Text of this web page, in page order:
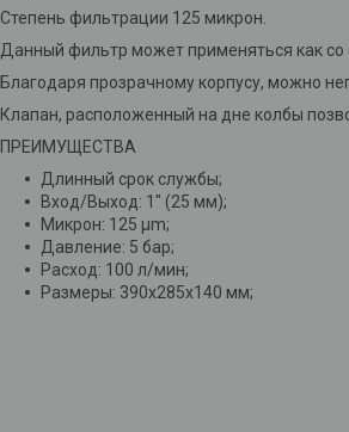
Степень фильтрации 125 микрон.
Данный фильтр может применяться как со
Благодаря прозрачному корпусу, можно
Клапан, расположенный на дне колбы
ПРЕИМУЩЕСТВА
Длинный срок службы;
Вход/Выход: 1" (25 мм);
Микрон: 125 µm;
Давление: 5 бар;
Расход: 100 л/мин;
Размеры: 390х285х140 мм;